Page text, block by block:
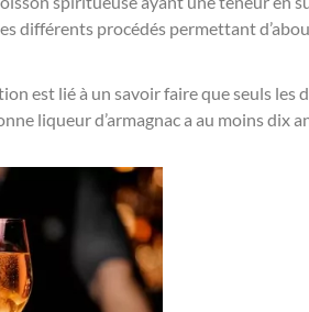
différents procédés permettant
est lié à un savoir faire que seuls les
liqueur d’armagnac a au moins dix